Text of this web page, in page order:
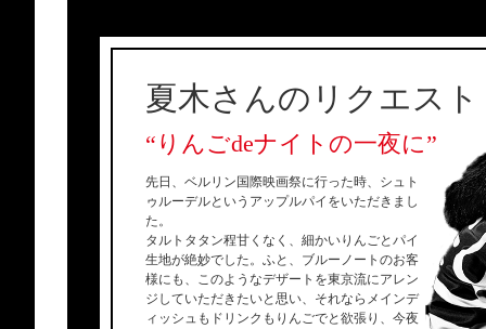
夏木さんのリクエスト
“りんごdeナイトの一夜に”
先日、ベルリン国際映画祭に行った時、シュト
ゥルーデルというアップルパイをいただきまし
た。
タルトタタン程甘くなく、細かいりんごとパイ
生地が絶妙でした。ふと、ブルーノートのお客
様にも、このようなデザートを東京流にアレン
ジしていただきたいと思い、それならメインデ
ィッシュもドリンクもりんごでと欲張り、今夜